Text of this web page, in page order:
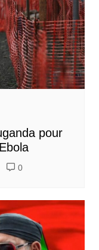
pour
0